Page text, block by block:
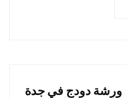
ورشة دودج في جدة